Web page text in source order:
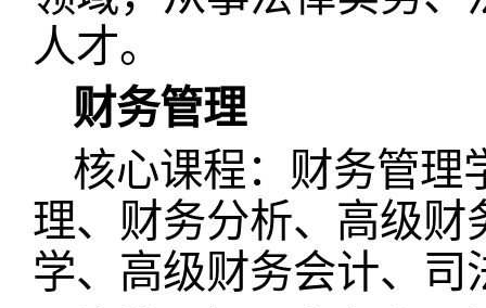
人才。
财务管理
核心课程：财务管理
理、财务分析、高级
学、高级财务会计、司